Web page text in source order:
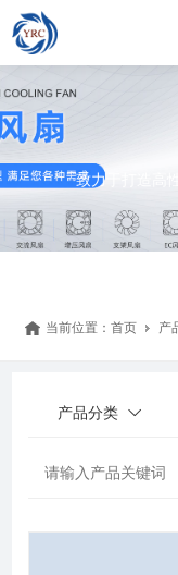
致力于打造高
当前位置： 首页 产
产品分类